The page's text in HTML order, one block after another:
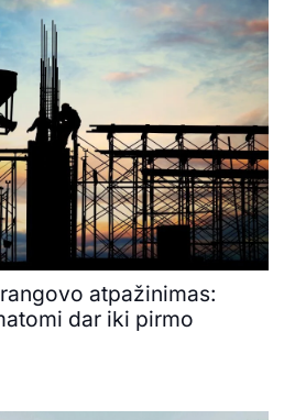
atpažinimas:
dar iki pirmo